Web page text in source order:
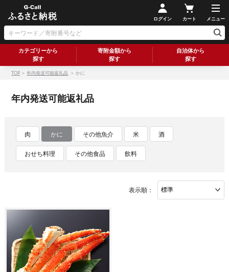
ログイン カート メニュー
カテゴリーから
探す
寄附金額から
探す
自治体から
探す
TOP ＞年内発送可能返礼品 ＞ かに
年内発送可能返礼品
肉 かに その他魚介 米 酒
おせち料理 その他食品 飲料
表示順：